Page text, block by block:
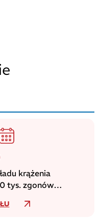
krążenia
tys. zgonów